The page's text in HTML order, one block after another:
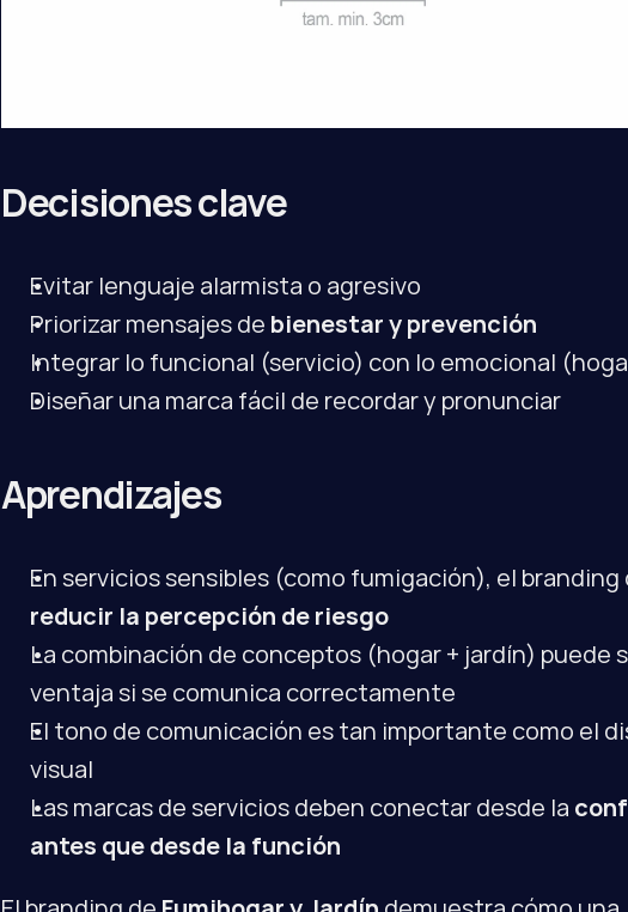
Decisiones clave
Evitar lenguaje alarmista o agresivo
Priorizar mensajes de bienestar y prevención
Integrar lo funcional (servicio) con lo emocional
Diseñar una marca fácil de recordar y pronunciar
Aprendizajes
reducir la percepción de riesgo
La combinación de conceptos (hogar + jardín) puede
ventaja si se comunica correctamente
El tono de comunicación es tan importante como el
visual
Las marcas de servicios deben conectar desde la
antes que desde la función